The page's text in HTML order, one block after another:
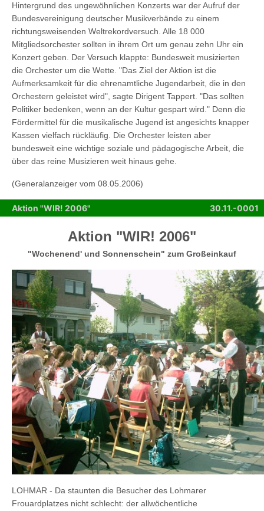
Hintergrund des ungewöhnlichen Konzerts war der Aufruf der
Bundesvereinigung deutscher Musikverbände zu einem
richtungsweisenden Weltrekordversuch. Alle 18 000
Mitgliedsorchester sollten in ihrem Ort um genau zehn Uhr ein
Konzert geben. Der Versuch klappte: Bundesweit musizierten
die Orchester um die Wette. "Das Ziel der Aktion ist die
Aufmerksamkeit für die ehrenamtliche Jugendarbeit, die in den
Orchestern geleistet wird", sagte Dirigent Tappert. "Das sollten
Politiker bedenken, wenn an der Kultur gespart wird." Denn die
Fördermittel für die musikalische Jugend ist angesichts knapper
Kassen vielfach rückläufig. Die Orchester leisten aber
bundesweit eine wichtige soziale und pädagogische Arbeit, die
über das reine Musizieren weit hinaus gehe.
(Generalanzeiger vom 08.05.2006)
Aktion "WIR! 2006" 30.11.-0001
Aktion "WIR! 2006"
"Wochenend' und Sonnenschein" zum Großeinkauf
LOHMAR - Da staunten die Besucher des Lohmarer
Frouardplatzes nicht schlecht: der allwöchentliche